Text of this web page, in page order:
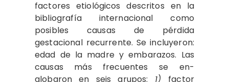
factores etiológicos descritos en la
bibliografía internacional como
posibles causas de pérdida
gestacional recurrente. Se incluyeron:
edad de la madre y embarazos. Las
causas más frecuentes se en-
globaron en seis grupos: 1) factor